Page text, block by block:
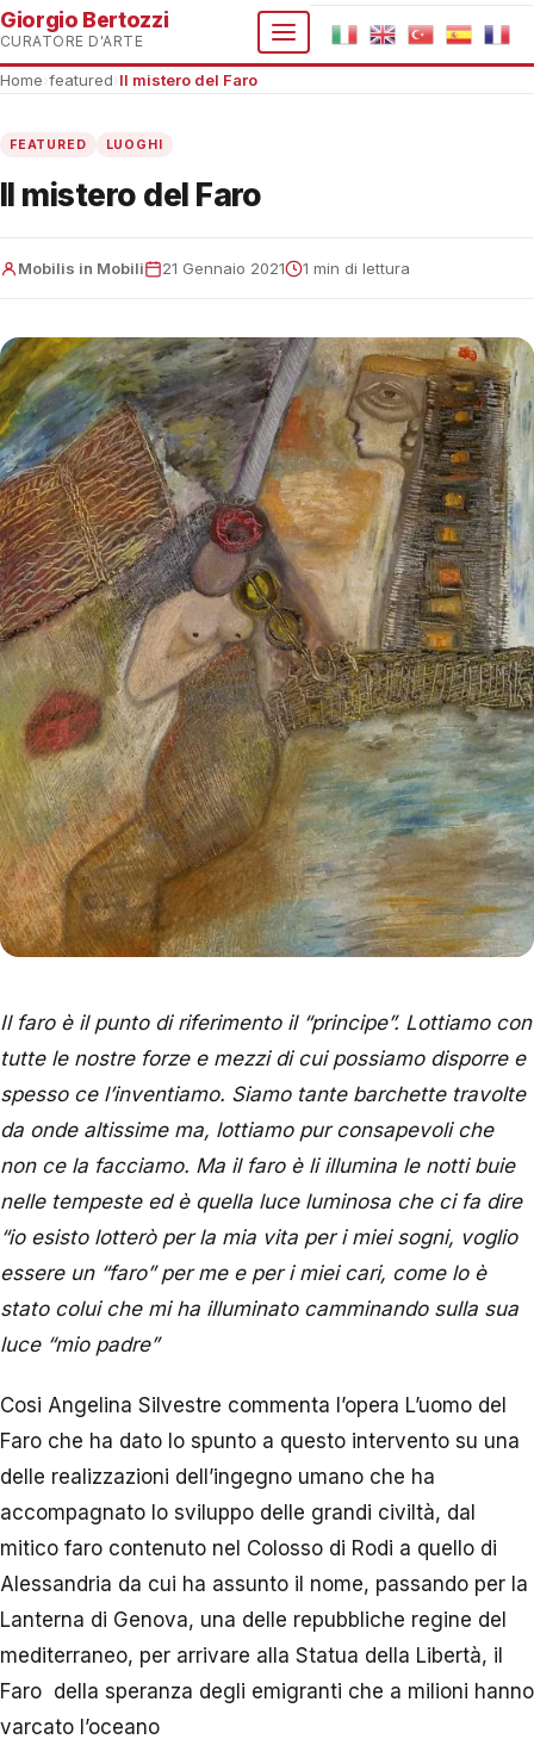
Giorgio Bertozzi
CURATORE D'ARTE
Home featured Il mistero del Faro
FEATURED LUOGHI
Il mistero del Faro
Mobilis in Mobili 21 Gennaio 2021 1 min di lettura
Il faro è il punto di riferimento il “principe”. Lottiamo con
tutte le nostre forze e mezzi di cui possiamo disporre e
spesso ce l’inventiamo. Siamo tante barchette travolte
da onde altissime ma, lottiamo pur consapevoli che
non ce la facciamo. Ma il faro è li illumina le notti buie
nelle tempeste ed è quella luce luminosa che ci fa dire
“io esisto lotterò per la mia vita per i miei sogni, voglio
essere un “faro” per me e per i miei cari, come lo è
stato colui che mi ha illuminato camminando sulla sua
luce “mio padre”
Cosi Angelina Silvestre commenta l’opera L’uomo del
Faro che ha dato lo spunto a questo intervento su una
delle realizzazioni dell’ingegno umano che ha
accompagnato lo sviluppo delle grandi civiltà, dal
mitico faro contenuto nel Colosso di Rodi a quello di
Alessandria da cui ha assunto il nome, passando per la
Lanterna di Genova, una delle repubbliche regine del
mediterraneo, per arrivare alla Statua della Libertà, il
Faro della speranza degli emigranti che a milioni hanno
varcato l’oceano